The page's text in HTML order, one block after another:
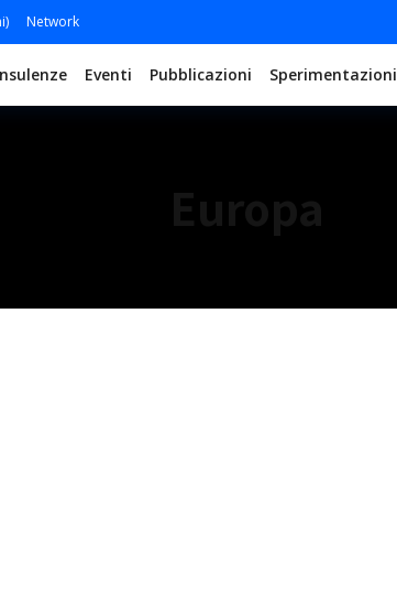
Network
Eventi Pubblicazioni Sperimentazioni